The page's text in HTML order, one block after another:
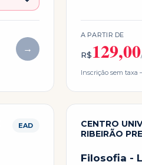
→
A PARTIR DE
R$129,00
Inscrição sem
EAD
CENTRO
RIBEIRÃO
Filosofia -